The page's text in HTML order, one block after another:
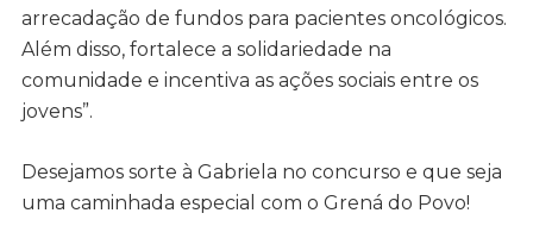
arrecadação de fundos para pacientes oncológicos.
Além disso, fortalece a solidariedade na
comunidade e incentiva as ações sociais entre os
jovens”.
Desejamos sorte à Gabriela no concurso e que seja
uma caminhada especial com o Grená do Povo!